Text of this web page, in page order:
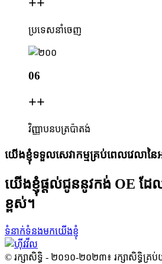
ប្រទេសនាំចេញ
06
++
វិញ្ញាបនបត្រប៉ាតង់
យើងខ្ញុំទទួលសេវាកម្មគ្រប់ពេលវេលានៃ
យើងខ្ញុំផ្តល់ជូននូវកង់ OE ដ
ខ្ពស់។
ទំនាក់ទំនងមកយើងខ្ញុំ
© រក្សាសិទ្ធិ - ២០១០-២០២៣៖ រក្សាសិទ្ធិគ្រប់